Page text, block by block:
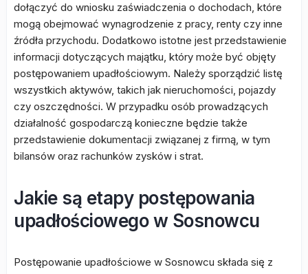
dołączyć do wniosku zaświadczenia o dochodach, które
mogą obejmować wynagrodzenie z pracy, renty czy inne
źródła przychodu. Dodatkowo istotne jest przedstawienie
informacji dotyczących majątku, który może być objęty
postępowaniem upadłościowym. Należy sporządzić listę
wszystkich aktywów, takich jak nieruchomości, pojazdy
czy oszczędności. W przypadku osób prowadzących
działalność gospodarczą konieczne będzie także
przedstawienie dokumentacji związanej z firmą, w tym
bilansów oraz rachunków zysków i strat.
Jakie są etapy postępowania
upadłościowego w Sosnowcu
Postępowanie upadłościowe w Sosnowcu składa się z